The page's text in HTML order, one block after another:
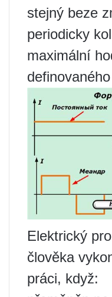
stejný beze
periodicky
maximální
Elektrický
člověka
práci, když: